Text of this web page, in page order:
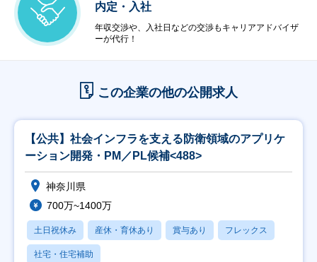
内定・入社
年収交渉や、入社日などの交渉もキャリアアドバイザ
ーが代行！
この企業の他の公開求人
【公共】社会インフラを支える防衛領域のアプリケ
ーション開発・PM／PL候補<488>
神奈川県
700万~1400万
土日祝休み 産休・育休あり 賞与あり フレックス
社宅・住宅補助